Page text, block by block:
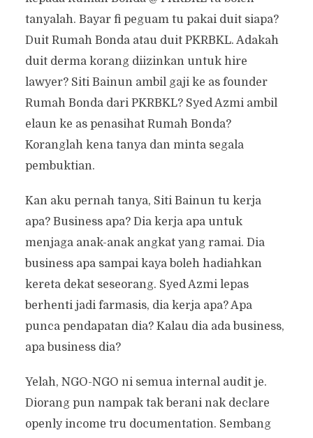
tanyalah. Bayar fi peguam tu pakai duit siapa?
Duit Rumah Bonda atau duit PKRBKL. Adakah
duit derma korang diizinkan untuk hire
lawyer? Siti Bainun ambil gaji ke as founder
Rumah Bonda dari PKRBKL? Syed Azmi ambil
elaun ke as penasihat Rumah Bonda?
Koranglah kena tanya dan minta segala
pembuktian.
Kan aku pernah tanya, Siti Bainun tu kerja
apa? Business apa? Dia kerja apa untuk
menjaga anak-anak angkat yang ramai. Dia
business apa sampai kaya boleh hadiahkan
kereta dekat seseorang. Syed Azmi lepas
berhenti jadi farmasis, dia kerja apa? Apa
punca pendapatan dia? Kalau dia ada business,
apa business dia?
Yelah, NGO-NGO ni semua internal audit je.
Diorang pun nampak tak berani nak declare
openly income tru documentation. Sembang